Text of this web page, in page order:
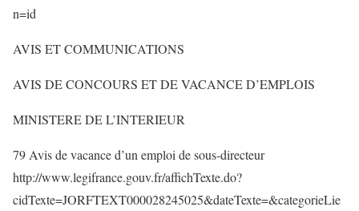
n=id
AVIS ET COMMUNICATIONS
AVIS DE CONCOURS ET DE VACANCE D’EMPLOIS
MINISTERE DE L’INTERIEUR
79 Avis de vacance d’un emploi de sous-directeur
http://www.legifrance.gouv.fr/affichTexte.do?
cidTexte=JORFTEXT000028245025&dateTexte=&categorieLie